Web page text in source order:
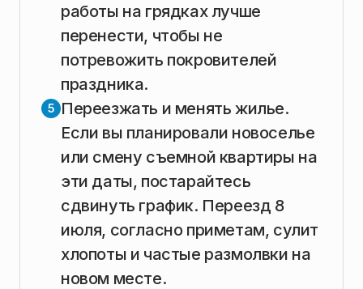
работы на грядках лучше
перенести, чтобы не
потревожить покровителей
праздника.
Переезжать и менять жилье.
Если вы планировали новоселье
или смену съемной квартиры на
эти даты, постарайтесь
сдвинуть график. Переезд 8
июля, согласно приметам, сулит
хлопоты и частые размолвки на
новом месте.